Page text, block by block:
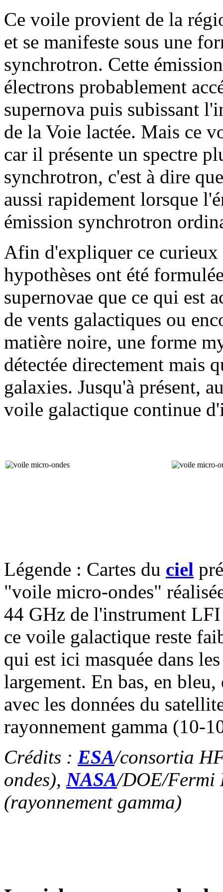
Ce voile provient de la
et se manifeste sous une
synchrotron. Cette
électrons probablement
supernova puis subissant
de la Voie lactée. Mais ce
car il présente un spectre
synchrotron, c'est à dire
aussi rapidement lorsque
émission synchrotron
Afin d'expliquer ce
hypothèses ont été
supernovae que ce qui est
de vents galactiques ou
matière noire, une forme
détectée directement mais
galaxies. Jusqu'à présent,
voile galactique continue
Légende : Cartes du ciel
"voile micro-ondes"
44 GHz de l'instrument
ce voile galactique reste
qui est ici masquée dans
largement. En bas, en bleu,
avec les données du
rayonnement gamma (10-
Crédits : ESA/consortia
ondes), NASA/DOE/Fermi
(rayonnement gamma)